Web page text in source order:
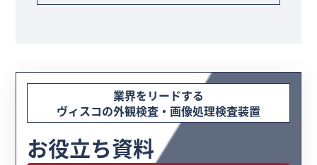
業界をリードする
ヴィスコの外観検査・画像処理検査装置
お役立ち資料